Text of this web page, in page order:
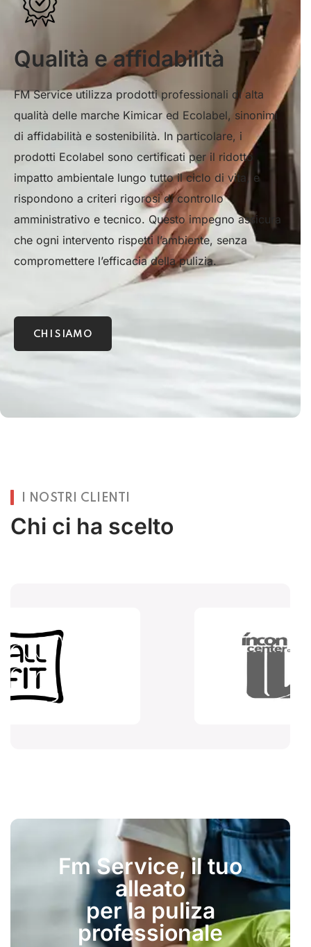
Qualità e affidabilità
FM Service utilizza prodotti professionali di alta
qualità delle marche Kimicar ed Ecolabel, sinonimi
di affidabilità e sostenibilità. In particolare, i
prodotti Ecolabel sono certificati per il ridotto
impatto ambientale lungo tutto il ciclo di vita, e
rispondono a criteri rigorosi di controllo
amministrativo e tecnico. Questo impegno assicura
che ogni intervento rispetti l’ambiente, senza
compromettere l’efficacia della pulizia.
CHI SIAMO
I NOSTRI CLIENTI
Chi ci ha scelto
Fm Service, il tuo
alleato
per la puliza
professionale